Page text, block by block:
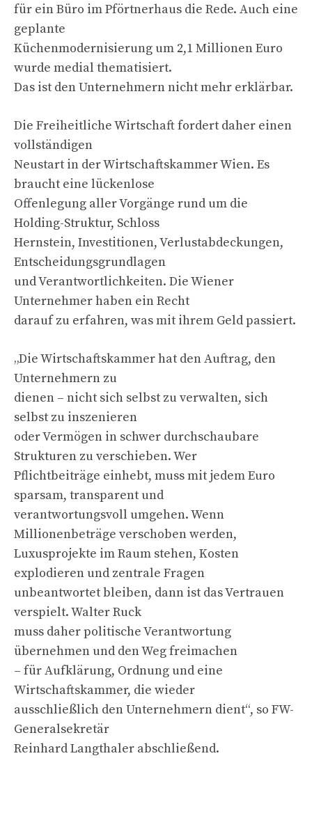
für ein Büro im Pförtnerhaus die Rede. Auch eine
geplante
Küchenmodernisierung um 2,1 Millionen Euro
wurde medial thematisiert.
Das ist den Unternehmern nicht mehr erklärbar.
Die Freiheitliche Wirtschaft fordert daher einen
vollständigen
Neustart in der Wirtschaftskammer Wien. Es
braucht eine lückenlose
Offenlegung aller Vorgänge rund um die
Holding-Struktur, Schloss
Hernstein, Investitionen, Verlustabdeckungen,
Entscheidungsgrundlagen
und Verantwortlichkeiten. Die Wiener
Unternehmer haben ein Recht
darauf zu erfahren, was mit ihrem Geld passiert.
„Die Wirtschaftskammer hat den Auftrag, den
Unternehmern zu
dienen – nicht sich selbst zu verwalten, sich
selbst zu inszenieren
oder Vermögen in schwer durchschaubare
Strukturen zu verschieben. Wer
Pflichtbeiträge einhebt, muss mit jedem Euro
sparsam, transparent und
verantwortungsvoll umgehen. Wenn
Millionenbeträge verschoben werden,
Luxusprojekte im Raum stehen, Kosten
explodieren und zentrale Fragen
unbeantwortet bleiben, dann ist das Vertrauen
verspielt. Walter Ruck
muss daher politische Verantwortung
übernehmen und den Weg freimachen
– für Aufklärung, Ordnung und eine
Wirtschaftskammer, die wieder
ausschließlich den Unternehmern dient“, so FW-
Generalsekretär
Reinhard Langthaler abschließend.